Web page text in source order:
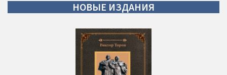
НОВЫЕ ИЗДАНИЯ